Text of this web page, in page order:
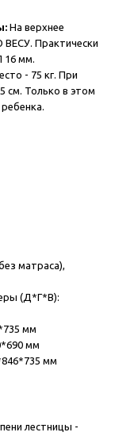
На верхнее
Практически
16 мм.
- 75 кг. При
см. Только в этом
матраса),
(Д*Г*В):
мм
мм
мм
лестницы -